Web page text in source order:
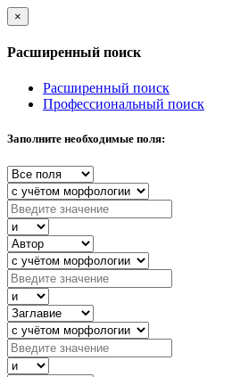
×
Расширенный поиск
Расширенный поиск
Профессиональный поиск
Заполните необходимые поля: